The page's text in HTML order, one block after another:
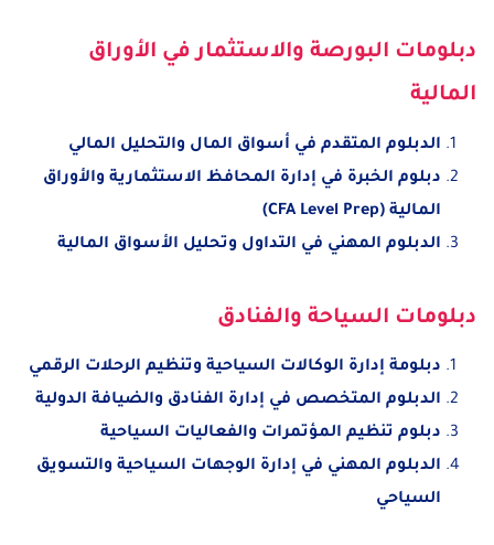
دبلومات البورصة والاستثمار في الأوراق
المالية
الدبلوم المتقدم في أسواق المال والتحليل المالي
دبلوم الخبرة في إدارة المحافظ الاستثمارية والأوراق
المالية (CFA Level Prep)
الدبلوم المهني في التداول وتحليل الأسواق المالية
دبلومات السياحة والفنادق
دبلومة إدارة الوكالات السياحية وتنظيم الرحلات الرقمي
الدبلوم المتخصص في إدارة الفنادق والضيافة الدولية
دبلوم تنظيم المؤتمرات والفعاليات السياحية
الدبلوم المهني في إدارة الوجهات السياحية والتسويق
السياحي